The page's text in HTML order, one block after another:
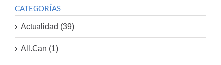
CATEGORÍAS
Actualidad (39)
All.Can (1)